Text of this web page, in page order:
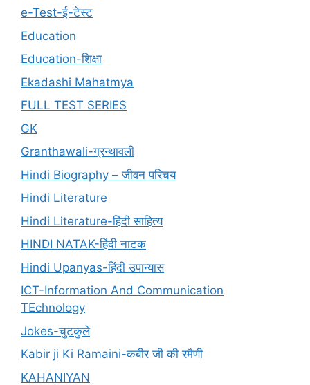
e-Test-ई-टेस्ट
Education
Education-शिक्षा
Ekadashi Mahatmya
FULL TEST SERIES
GK
Granthawali-ग्रन्थावली
Hindi Biography – जीवन परिचय
Hindi Literature
Hindi Literature-हिंदी साहित्य
HINDI NATAK-हिंदी नाटक
Hindi Upanyas-हिंदी उपान्यास
ICT-Information And Communication
TEchnology
Jokes-चुटकुले
Kabir ji Ki Ramaini-कबीर जी की रमैणी
KAHANIYAN